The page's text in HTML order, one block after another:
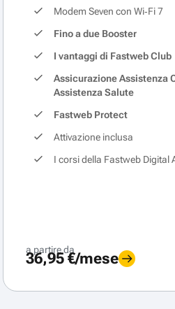
Modem Seven con Wi‑Fi 7
Fino a due Booster
I vantaggi di Fastweb Club
Assicurazione Assistenza
Assistenza Salute
Fastweb Protect
Attivazione inclusa
I corsi della Fastweb Digital
a partire da
36,95 €/mese